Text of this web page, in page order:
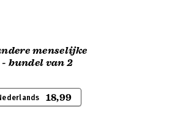
menselijke
bundel van 2
18,99